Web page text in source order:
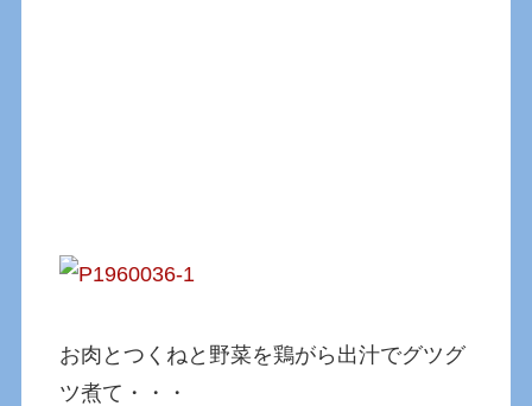
お肉とつくねと野菜を鶏がら出汁でグツグ
ツ煮て・・・